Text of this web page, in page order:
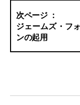
ジェームズ・フ
ンの起用